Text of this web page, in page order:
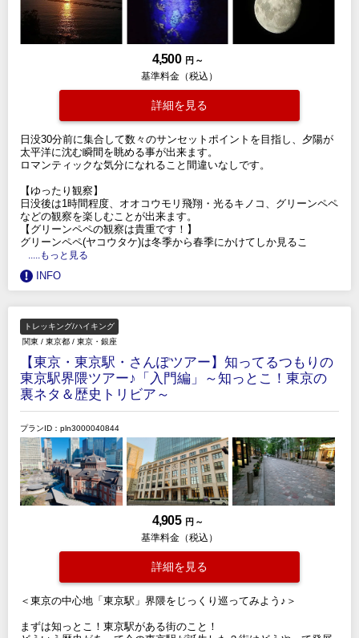
4,500 円 ～
基準料金（税込）
詳細を見る
日没30分前に集合して数々のサンセットポイントを目指し、夕陽が
太平洋に沈む瞬間を眺める事が出来ます。
ロマンティックな気分になれること間違いなしです。
【ゆったり観察】
日没後は1時間程度、オオコウモリ飛翔・光るキノコ、グリーンペペ
などの観察を楽しむことが出来ます。
【グリーンペペの観察は貴重です！】
グリーンペペ(ヤコウタケ)は冬季から春季にかけてしか見るこ
.....もっと見る
INFO
トレッキング/ハイキング
関東 / 東京都 / 東京・銀座
【東京・東京駅・さんぽツアー】知ってるつもりの
東京駅界隈ツアー♪「入門編」～知っとこ！東京の
裏ネタ＆歴史トリビア～
プランID：pln3000040844
4,905 円 ～
基準料金（税込）
詳細を見る
＜東京の中心地「東京駅」界隈をじっくり巡ってみよう♪＞
まずは知っとこ！東京駅がある街のこと！